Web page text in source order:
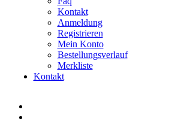
Kontakt
Anmeldung
Registrieren
Mein Konto
Bestellungsverlauf
Merkliste
Kontakt